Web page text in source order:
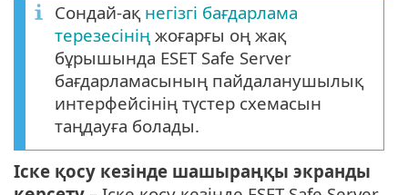
Сондай-ақ негізгі бағдарлама
терезесінің жоғарғы оң жақ
бұрышында ESET Safe Server
бағдарламасының пайдаланушылық
интерфейсінің түстер схемасын
таңдауға болады.
Іске қосу кезінде шашыраңқы экранды